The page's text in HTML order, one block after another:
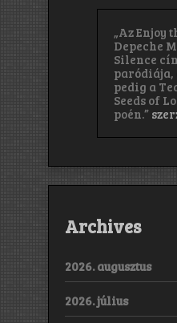
„Az Enjoy
Depeche
Silence
paródiája,
pedig a
Seeds of
poén.”
Archives
2026. augusztus
2026. július